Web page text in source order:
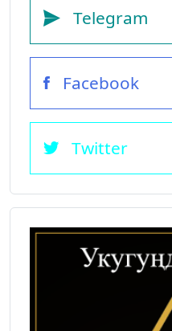
Telegram
Facebook
Twitter